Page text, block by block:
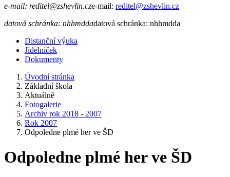
e-mail: reditel@zshevlin.cze-mail: reditel@zshevlin.cz
datová schránka: nhhmddadatová schránka: nhhmdda
Distanční výuka
Jídelníček
Dokumenty
Úvodní stránka
Základní škola
Aktuálně
Fotogalerie
Archiv rok 2018 - 2007
Rok 2007
Odpoledne plmé her ve ŠD
Odpoledne plmé her ve ŠD